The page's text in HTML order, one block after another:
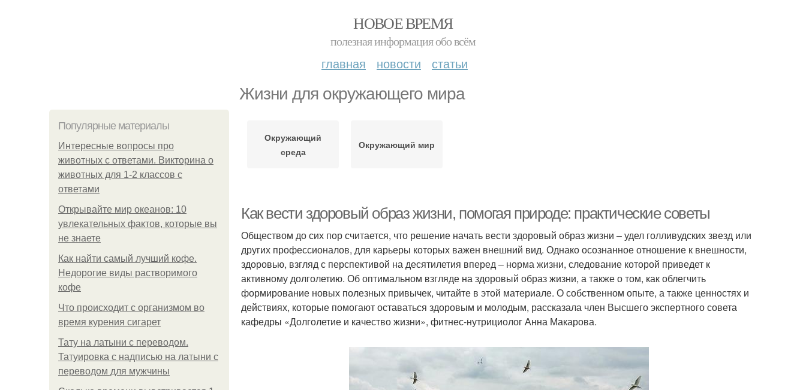
НОВОЕ ВРЕМЯ
полезная информация обо всём
главная новости статьи
Жизни для окружающего мира
Популярные материалы
Интересные вопросы про
животных с ответами. Викторина о
животных для 1-2 классов с
ответами
Открывайте мир океанов: 10
увлекательных фактов, которые вы
не знаете
Как найти самый лучший кофе.
Недорогие виды растворимого
кофе
Что происходит с организмом во
время курения сигарет
Тату на латыни с переводом.
Татуировка с надписью на латыни с
переводом для мужчины
Окружающий
среда
Окружающий мир
Как вести здоровый образ жизни, помогая природе: практические советы
Обществом до сих пор считается, что решение начать вести здоровый образ жизни – удел голливудских звезд или
других профессионалов, для карьеры которых важен внешний вид. Однако осознанное отношение к внешности,
здоровью, взгляд с перспективой на десятилетия вперед – норма жизни, следование которой приведет к
активному долголетию. Об оптимальном взгляде на здоровый образ жизни, а также о том, как облегчить
формирование новых полезных привычек, читайте в этой материале. О собственном опыте, а также ценностях и
действиях, которые помогают оставаться здоровым и молодым, рассказала член Высшего экспертного совета
кафедры «Долголетие и качество жизни», фитнес-нутрициолог Анна Макарова.